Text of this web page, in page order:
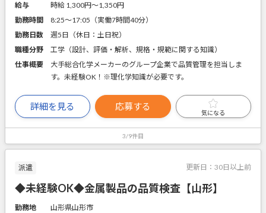
給与
時給 1,300円〜1,350円
勤務時間
8:25～17:05（実働7時間40分）
勤務日数
週5日（休日：土日祝）
職種分野
工学（設計、評価・解析、規格・規範に関する知識）
仕事概要
大手総合化学メーカーのグループ企業で品質管理を担当しま
す。未経験OK！※理化学知識が必要です。
詳細を見る 応募する
気になる
3/9件目
派遣 更新日： 30日以上前
◆未経験OK◆金属製品の品質検査【山形】
勤務地
山形県山形市